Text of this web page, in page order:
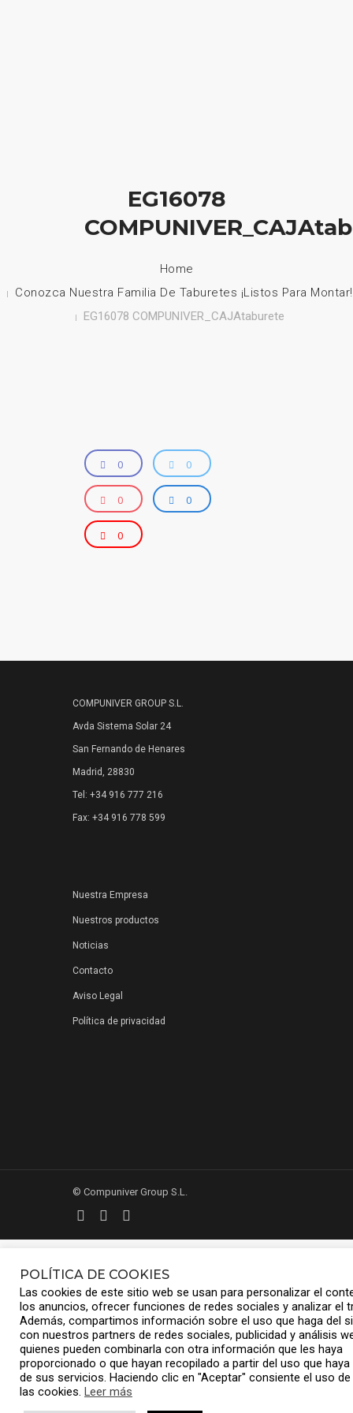
NUESTROS PRODUCTOSEG16078
Home
Conozca Nuestra Familia De Taburetes ¡listos Para Montar!
EG16078 COMPUNIVER_CAJAtaburete
0 0
0 0
0
COMPUNIVER GROUP S.L.
Avda Sistema Solar 24
San Fernando de Henares
Madrid, 28830
Tel: +34 916 777 216
Fax: +34 916 778 599
Nuestra Empresa
Nuestros productos
Noticias
Contacto
Aviso Legal
Política de privacidad
© Compuniver Group S.L.
POLÍTICA DE COOKIES
Las cookies de este sitio web se usan para personalizar el
los anuncios, ofrecer funciones de redes sociales y analizar el
Además, compartimos información sobre el uso que haga del
con nuestros partners de redes sociales, publicidad y análisis
quienes pueden combinarla con otra información que les haya
proporcionado o que hayan recopilado a partir del uso que
de sus servicios. Haciendo clic en "Aceptar" consiente el uso
las cookies. Leer más